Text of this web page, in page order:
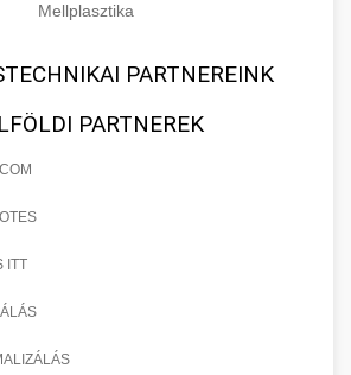
Mellplasztika
PARTNEREINK
PARTNEREK
ITT